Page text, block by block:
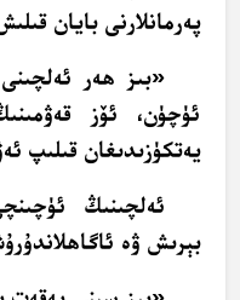
پەرمانلارنى بايان
«بىز ھەر
ئۈچۈن، ئۆز
يەتكۈزىدىغان قىلىپ
ئەلچىنىڭ
بېرىش ۋە